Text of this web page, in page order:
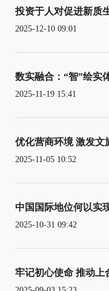
投资于人对促进新质
2025-12-10 09:01
数实融合：“智”绘实
2025-11-19 15:41
优化营商环境 激发文
2025-11-05 10:52
中国国际地位何以实
2025-10-31 09:42
牢记初心使命 推动上